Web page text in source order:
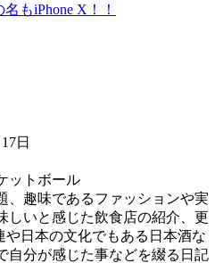
もiPhone X！！
日
ットボール
、趣味であるファッションや実
しいと感じた飲食店の紹介、更
や日本の文化でもある日本酒な
自分が感じた事などを綴る日記